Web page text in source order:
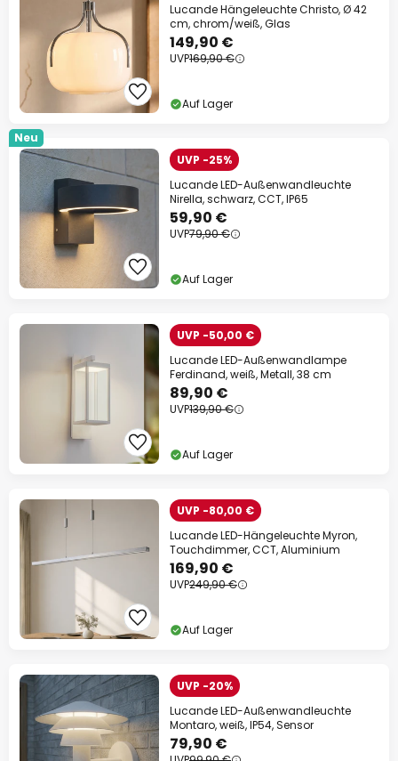
Lucande Hängeleuchte Christo, Ø 42
cm, chrom/weiß, Glas
149,90 €
UVP169,90 €
Auf Lager
Neu
UVP -25%
Lucande LED-Außenwandleuchte
Nirella, schwarz, CCT, IP65
59,90 €
UVP79,90 €
Auf Lager
UVP -50,00 €
Lucande LED-Außenwandlampe
Ferdinand, weiß, Metall, 38 cm
89,90 €
UVP139,90 €
Auf Lager
UVP -80,00 €
Lucande LED-Hängeleuchte Myron,
Touchdimmer, CCT, Aluminium
169,90 €
UVP249,90 €
Auf Lager
UVP -20%
Lucande LED-Außenwandleuchte
Montaro, weiß, IP54, Sensor
79,90 €